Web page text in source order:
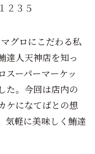
２３５
グロにこだわる私
達人天神店を知っ
スーパーマーケッ
た。今回は店内の
ケになてばとの想
気軽に美味しく鮪達